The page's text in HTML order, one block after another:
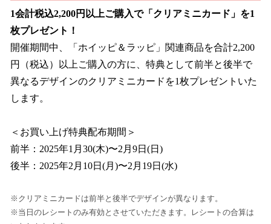
1会計税込2,200円以上ご購入で「クリアミニカード」を1
枚プレゼント！
開催期間中、「ホイッピ＆ラッピ」関連商品を合計2,200
円（税込）以上ご購入の方に、特典として前半と後半で
異なるデザインのクリアミニカードを1枚プレゼントいた
します。
＜お買い上げ特典配布期間＞
前半：2025年1月30(木)〜2月9日(日)
後半：2025年2月10日(月)〜2月19日(水)
※クリアミニカードは前半と後半でデザインが異なります。
※当日のレシートのみ有効とさせていただきます。レシートの合算は